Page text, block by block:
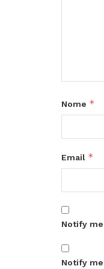
Nome *
Email *
Notify
Notify